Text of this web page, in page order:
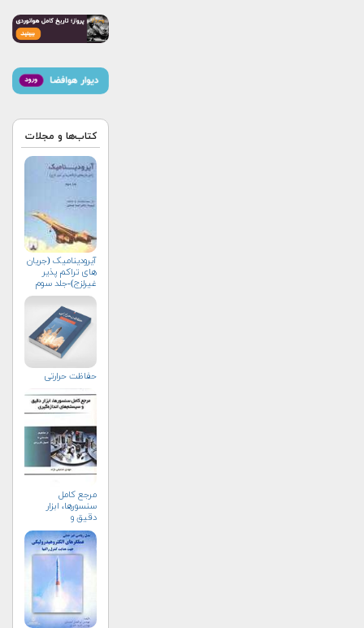
کتاب‌ها و مجلات
آیرودینامیک (جریان
های تراکم پذیر
غیرلزج)-جلد سوم
حفاظت حرارتی
مرجع کامل
سنسورها، ابزار
دقیق و
سیستم‌های
اندازه‌گیری